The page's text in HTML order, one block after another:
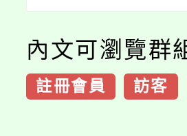
內文可瀏覽群
註冊會員 訪客